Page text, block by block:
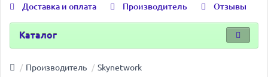
Доставка и оплата
Производитель Отзывы
Каталог
Производитель Skynetwork